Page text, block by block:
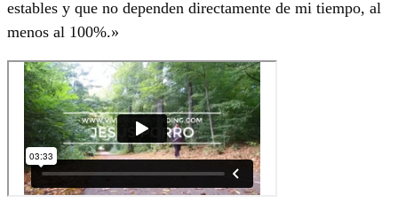
estables y que no dependen directamente de mi tiempo, al
menos al 100%.»